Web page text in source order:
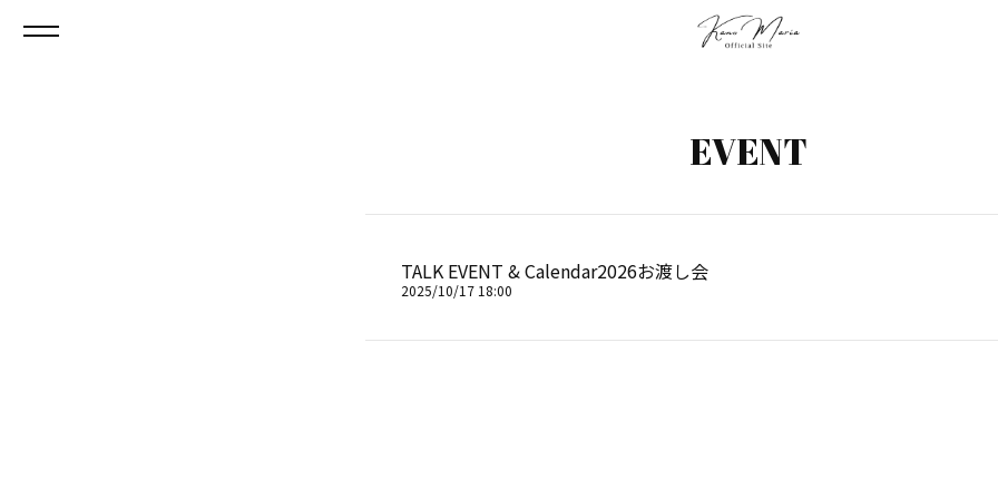
EVENT
TALK EVENT & Calendar2026お渡し会
2025/10/17 18:00